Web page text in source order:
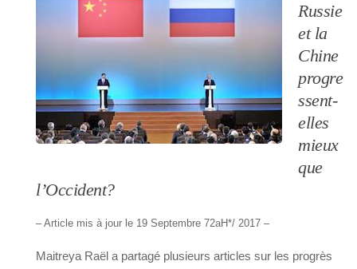
Russie
et la
Chine
progre
ssent-
elles
mieux
que
l’Occident?
– Article mis à jour le 19 Septembre 72aH*/ 2017 –
Maitreya Raël a partagé plusieurs articles sur les progrès